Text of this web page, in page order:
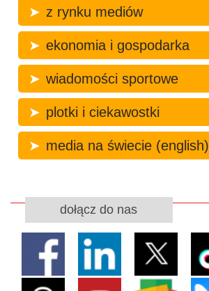
z rynku mediów
ekonomia i gospodarka
wiadomości sportowe
plotki i ciekawostki
media na świecie (english)
dołącz do nas